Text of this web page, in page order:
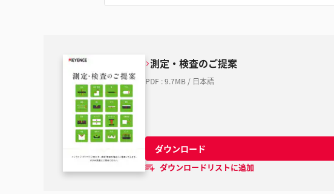
測定・検査のご提案
PDF :9.7MB / 日本語
ダウンロード
ダウンロードリストに追加